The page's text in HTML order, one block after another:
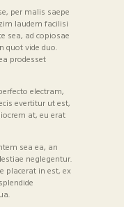
per malis saepe
laudem facilisi
sea, ad copiosae
quot vide duo.
prodesset
electram,
evertitur ut est,
at, eu erat
sea ea, an
neglegentur.
placerat in est, ex